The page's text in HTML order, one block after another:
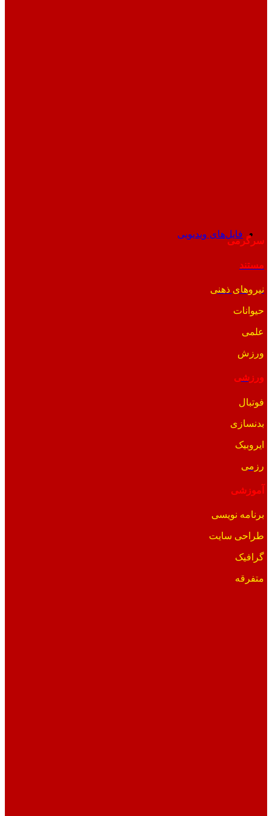
فایل‌های ویدیویی
سرگرمی
مستند
نیروهای ذهنی
حیوانات
علمی
ورزش
ورزشی
فوتبال
بدنسازی
ایروبیک
رزمی
آموزشی
برنامه نویسی
طراحی سایت
گرافیک
متفرقه